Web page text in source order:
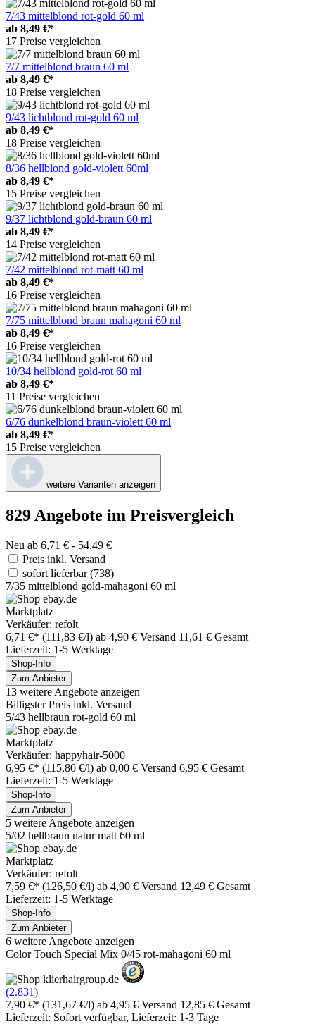
7/43 mittelblond rot-gold 60 ml
ab 8,49 €*
17 Preise vergleichen
7/7 mittelblond braun 60 ml
ab 8,49 €*
18 Preise vergleichen
9/43 lichtblond rot-gold 60 ml
ab 8,49 €*
18 Preise vergleichen
8/36 hellblond gold-violett 60ml
ab 8,49 €*
15 Preise vergleichen
9/37 lichtblond gold-braun 60 ml
ab 8,49 €*
14 Preise vergleichen
7/42 mittelblond rot-matt 60 ml
ab 8,49 €*
16 Preise vergleichen
7/75 mittelblond braun mahagoni 60 ml
ab 8,49 €*
16 Preise vergleichen
10/34 hellblond gold-rot 60 ml
ab 8,49 €*
11 Preise vergleichen
6/76 dunkelblond braun-violett 60 ml
ab 8,49 €*
15 Preise vergleichen
weitere Varianten anzeigen
829 Angebote im Preisvergleich
Neu ab 6,71 € - 54,49 €
Preis inkl. Versand
sofort lieferbar(738)
7/35 mittelblond gold-mahagoni 60 ml
Marktplatz
Verkäufer: refolt
6,71 €* (111,83 €/l) ab 4,90 € Versand 11,61 € Gesamt
Lieferzeit: 1-5 Werktage
Shop-Info
Zum Anbieter
13 weitere Angebote anzeigen
Billigster Preis inkl. Versand
5/43 hellbraun rot-gold 60 ml
Marktplatz
Verkäufer: happyhair-5000
6,95 €* (115,80 €/l) ab 0,00 € Versand 6,95 € Gesamt
Lieferzeit: 1-5 Werktage
Shop-Info
Zum Anbieter
5 weitere Angebote anzeigen
5/02 hellbraun natur matt 60 ml
Marktplatz
Verkäufer: refolt
7,59 €* (126,50 €/l) ab 4,90 € Versand 12,49 € Gesamt
Lieferzeit: 1-5 Werktage
Shop-Info
Zum Anbieter
6 weitere Angebote anzeigen
Color Touch Special Mix 0/45 rot-mahagoni 60 ml
(2.831)
7,90 €* (131,67 €/l) ab 4,95 € Versand 12,85 € Gesamt
Lieferzeit: Sofort verfügbar, Lieferzeit: 1-3 Tage